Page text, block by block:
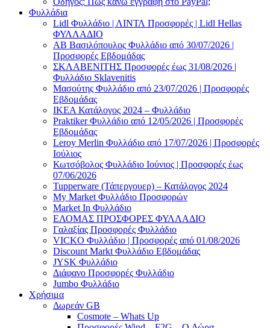
Φυλλάδια
Lidl Φυλλάδιο | ΛΙΝΤΛ Προσφορές | Lidl Hellas
ΦΥΛΛΑΔΙΟ
AB Βασιλόπουλος Φυλλάδιο από 30/07/2026 |
Προσφορές Εβδομάδας
ΣΚΛΑΒΕΝΙΤΗΣ Προσφορές έως 31/08/2026 |
Φυλλάδιο Sklavenitis
Μασούτης Φυλλάδιο από 23/07/2026 | Προσφορές
Εβδομάδας
ΙΚΕΑ Κατάλογος 2024 – Φυλλάδιο
Praktiker Φυλλάδιο από 12/05/2026 | Προσφορές
Εβδομάδας
Leroy Merlin Φυλλάδιο από 17/07/2026 | Προσφορές
Ιούλιος
Κωτσόβολος Φυλλάδιο Ιούνιος | Προσφορές έως
07/06/2026
Tupperware (Τάπεργουερ) – Κατάλογος 2024
My Market Φυλλάδιο Προσφορών
Market In Φυλλάδιο
ΕΛΟΜΑΣ ΠΡΟΣΦΟΡΕΣ ΦΥΛΛΑΔΙΟ
Γαλαξίας Προσφορές Φυλλάδιο
VICKO Φυλλάδιο | Προσφορές από 01/08/2026
Discount Markt Φυλλάδιο Εβδομάδας
JYSK Φυλλάδιο
Διάφανο Προσφορές Φυλλάδιο
Jumbo Φυλλάδιο
Χρήσιμα
Δωρεάν GB
Cosmote – Whats Up